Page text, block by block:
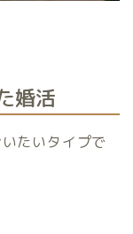
婚活
たいタイプで